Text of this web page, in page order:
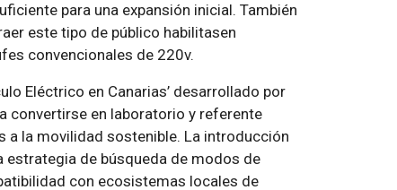
para una expansión inicial. También
este tipo de público habilitasen
convencionales de 220v.
Eléctrico en Canarias’ desarrollado por
convertirse en laboratorio y referente
a la movilidad sostenible. La introducción
estrategia de búsqueda de modos de
con ecosistemas locales de